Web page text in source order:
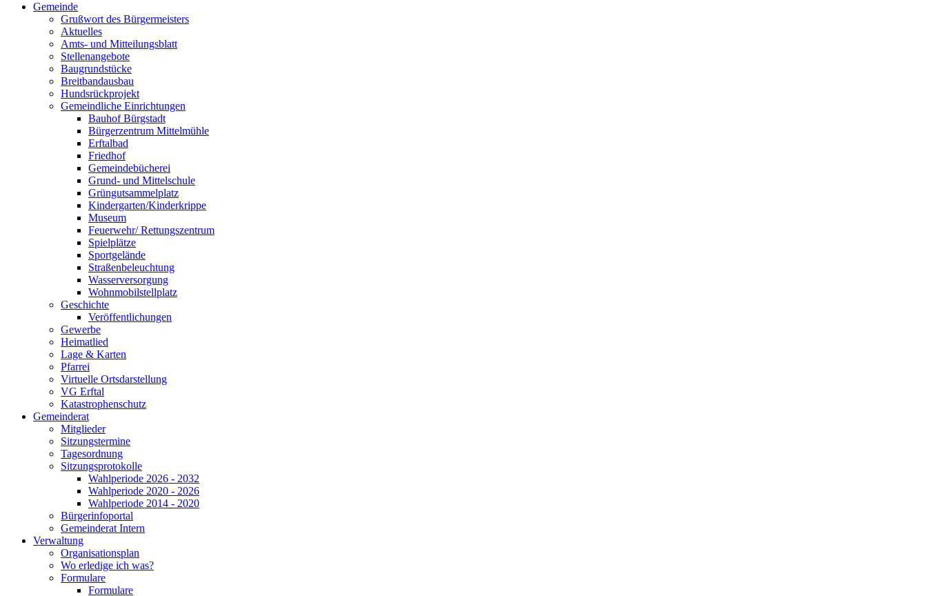
Gemeinde
Grußwort des Bürgermeisters
Aktuelles
Amts- und Mitteilungsblatt
Stellenangebote
Baugrundstücke
Breitbandausbau
Hundsrückprojekt
Gemeindliche Einrichtungen
Bauhof Bürgstadt
Bürgerzentrum Mittelmühle
Erftalbad
Friedhof
Gemeindebücherei
Grund- und Mittelschule
Grüngutsammelplatz
Kindergarten/Kinderkrippe
Museum
Feuerwehr/ Rettungszentrum
Spielplätze
Sportgelände
Straßenbeleuchtung
Wasserversorgung
Wohnmobilstellplatz
Geschichte
Veröffentlichungen
Gewerbe
Heimatlied
Lage & Karten
Pfarrei
Virtuelle Ortsdarstellung
VG Erftal
Katastrophenschutz
Gemeinderat
Mitglieder
Sitzungstermine
Tagesordnung
Sitzungsprotokolle
Wahlperiode 2026 - 2032
Wahlperiode 2020 - 2026
Wahlperiode 2014 - 2020
Bürgerinfoportal
Gemeinderat Intern
Verwaltung
Organisationsplan
Wo erledige ich was?
Formulare
Formulare